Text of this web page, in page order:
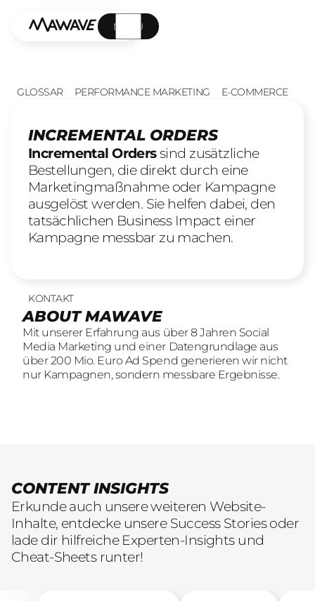
MENÜ
GLOSSAR PERFORMANCE MARKETING E-COMMERCE
INCREMENTAL ORDERS
Incremental Orderssind zusätzliche
Bestellungen, die direkt durch eine
Marketingmaßnahme oder Kampagne
ausgelöst werden. Sie helfen dabei, den
tatsächlichen Business Impact einer
Kampagne messbar zu machen.
KONTAKT
ABOUT MAWAVE
Mit unserer Erfahrung aus über 8 Jahren Social
Media Marketing und einer Datengrundlage aus
über 200 Mio. Euro Ad Spend generieren wir nicht
nur Kampagnen, sondern messbare Ergebnisse.
UNSERE LEISTUNGEN
SOCIAL LEAD AGENTUR
Mit unserer Erfahrung aus über 8 Jahren Social
Media Marketing und einer Datengrundlage aus
über 200 Mio. Euro Ad Spend generieren wir nicht
nur Kampagnen, sondern messbare Ergebnisse.
23 offene Stellen
KOMM INS
TEAM
Wir sind auf der Suche nach motivierten und
engagierten Menschen, die mit kreativen Ideen
und LeidenschaftConsumer Brands auf Social
CONTENT INSIGHTS
Erkunde auch unsere weiteren Website-
Inhalte, entdecke unsere Success Stories oder
lade dir hilfreiche Experten-Insights und
Cheat-Sheets runter!